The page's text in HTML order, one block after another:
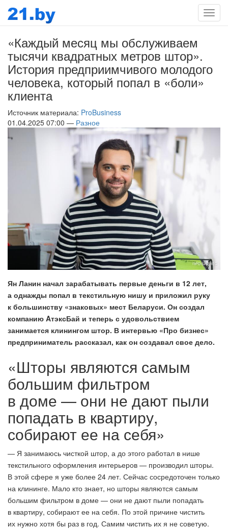
Меню
«Каждый месяц мы обслуживаем
тысячи квадратных метров штор».
История предприимчивого молодого
человека, который попал в «боли»
клиента
Источник материала: ProBusiness
01.04.2025 07:00 — Разное
Ян Ланин начал зарабатывать первые деньги в 12 лет,
а однажды попал в текстильную нишу и приложил руку
к большинству «знаковых» мест Беларуси. Он создал
компанию AтэксБай и теперь с удовольствием
занимается клинингом штор. В интервью «Про бизнес»
предприниматель рассказал, как он создавал свое дело.
«Шторы являются самым
большим фильтром
в доме — они не дают пыли
попадать в квартиру,
собирают ее на себя»
— Я занимаюсь чисткой штор, а до этого работал в нише
текстильного оформления интерьеров — производил шторы.
В этой сфере я уже более 24 лет. Сейчас сосредоточен только
на клининге. Мало кто знает, но шторы являются самым
большим фильтром в доме — они не дают пыли попадать
в квартиру, собирают ее на себя. По этой причине чистить
их нужно хотя бы раз в год. Самим чистить их я не советую.